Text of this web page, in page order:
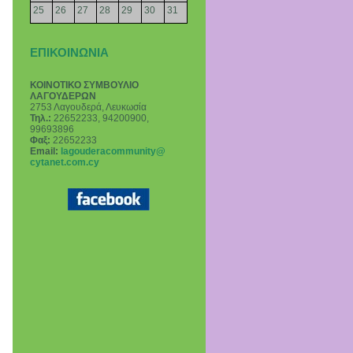
25
26 27 28 29 30 31
ΕΠΙΚΟΙΝΩΝΙΑ
ΚΟΙΝΟΤΙΚΟ ΣΥΜΒΟΥΛΙΟ
ΛΑΓΟΥΔΕΡΩΝ
2753 Λαγουδερά, Λευκωσία
Τηλ.: 22652233, 94200900,
99693896
Φαξ: 22652233
Email : lagouderacommunity@
cytanet.com.cy